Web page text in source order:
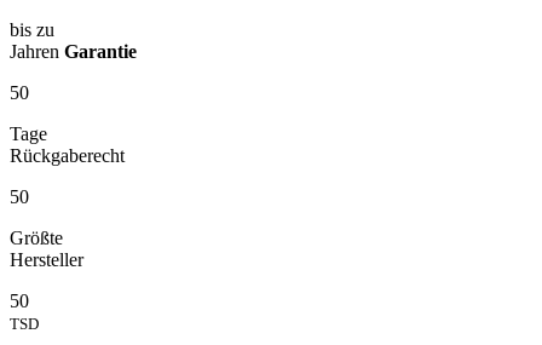
bis zu
Jahren Garantie
50
Tage
Rückgaberecht
50
Größte
Hersteller
50
TSD